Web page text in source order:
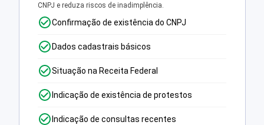
CNPJ e reduza riscos de inadimplência.
Confirmação de existência do CNPJ
Dados cadastrais básicos
Situação na Receita Federal
Indicação de existência de protestos
Indicação de consultas recentes